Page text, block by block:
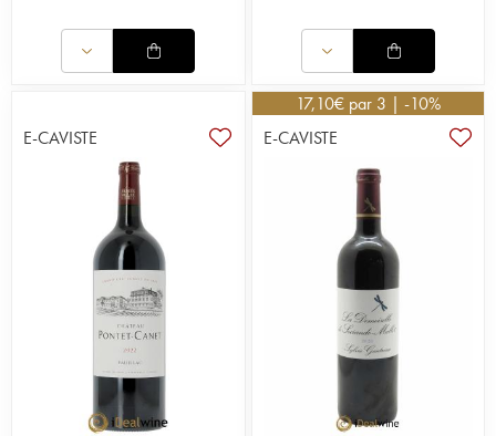
E-CAVISTE
17,10€ par 3 | -10%
E-CAVISTE